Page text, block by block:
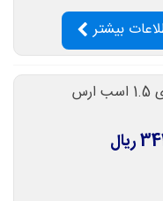
بیشتر
پمپ استخری 1.5 اسب ارس